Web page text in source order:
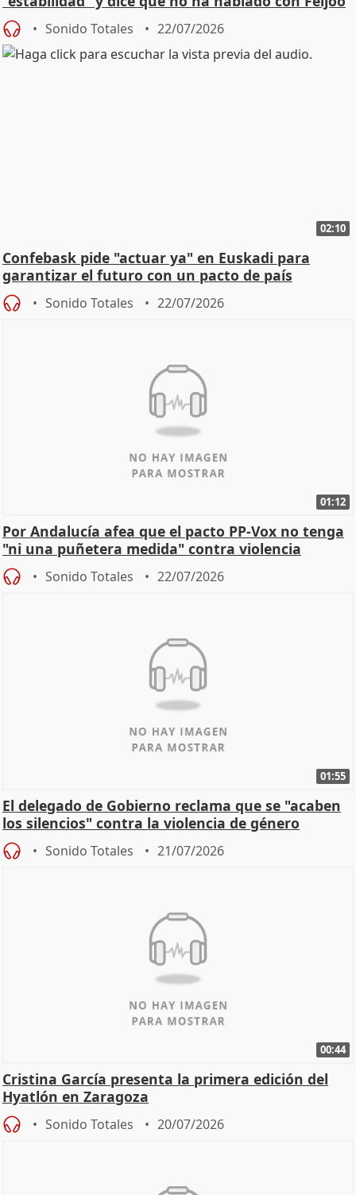
Sonido Totales 22/07/2026
02:10
Confebask pide "actuar ya" en Euskadi para
garantizar el futuro con un pacto de país
Sonido Totales 22/07/2026
01:12
Por Andalucía afea que el pacto PP-Vox no tenga
"ni una puñetera medida" contra violencia
machista
Sonido Totales 22/07/2026
01:55
El delegado de Gobierno reclama que se "acaben
los silencios" contra la violencia de género
Sonido Totales 21/07/2026
00:44
Cristina García presenta la primera edición del
Hyatlón en Zaragoza
Sonido Totales 20/07/2026